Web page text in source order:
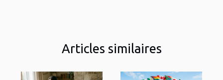
Articles similaires